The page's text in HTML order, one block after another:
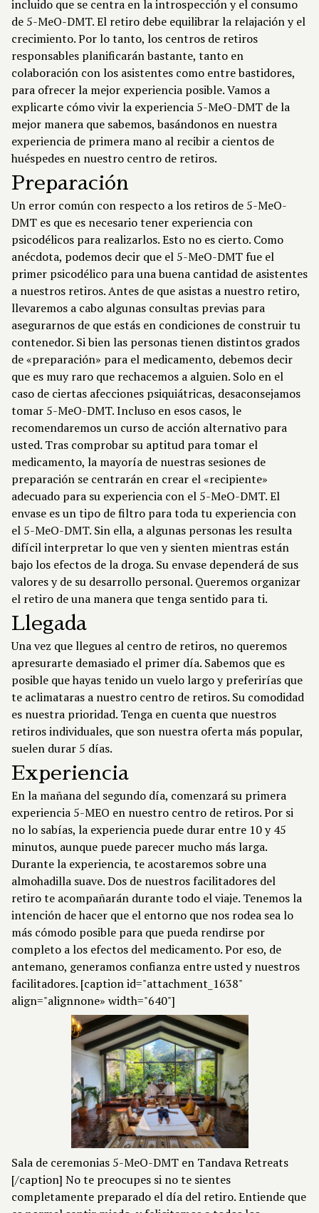
incluido que se centra en la introspección y el consumo
de 5-MeO-DMT. El retiro debe equilibrar la relajación y el
crecimiento. Por lo tanto, los centros de retiros
responsables planificarán bastante, tanto en
colaboración con los asistentes como entre bastidores,
para ofrecer la mejor experiencia posible. Vamos a
explicarte cómo vivir la experiencia 5-MeO-DMT de la
mejor manera que sabemos, basándonos en nuestra
experiencia de primera mano al recibir a cientos de
huéspedes en nuestro centro de retiros.
Preparación
Un error común con respecto a los retiros de 5-MeO-
DMT es que es necesario tener experiencia con
psicodélicos para realizarlos. Esto no es cierto. Como
anécdota, podemos decir que el 5-MeO-DMT fue el
primer psicodélico para una buena cantidad de asistentes
a nuestros retiros. Antes de que asistas a nuestro retiro,
llevaremos a cabo algunas consultas previas para
asegurarnos de que estás en condiciones de construir tu
contenedor. Si bien las personas tienen distintos grados
de «preparación» para el medicamento, debemos decir
que es muy raro que rechacemos a alguien. Solo en el
caso de ciertas afecciones psiquiátricas, desaconsejamos
tomar 5-MeO-DMT. Incluso en esos casos, le
recomendaremos un curso de acción alternativo para
usted. Tras comprobar su aptitud para tomar el
medicamento, la mayoría de nuestras sesiones de
preparación se centrarán en crear el «recipiente»
adecuado para su experiencia con el 5-MeO-DMT. El
envase es un tipo de filtro para toda tu experiencia con
el 5-MeO-DMT. Sin ella, a algunas personas les resulta
difícil interpretar lo que ven y sienten mientras están
bajo los efectos de la droga. Su envase dependerá de sus
valores y de su desarrollo personal. Queremos organizar
el retiro de una manera que tenga sentido para ti.
Llegada
Una vez que llegues al centro de retiros, no queremos
apresurarte demasiado el primer día. Sabemos que es
posible que hayas tenido un vuelo largo y preferirías que
te aclimataras a nuestro centro de retiros. Su comodidad
es nuestra prioridad. Tenga en cuenta que nuestros
retiros individuales, que son nuestra oferta más popular,
suelen durar 5 días.
Experiencia
En la mañana del segundo día, comenzará su primera
experiencia 5-MEO en nuestro centro de retiros. Por si
no lo sabías, la experiencia puede durar entre 10 y 45
minutos, aunque puede parecer mucho más larga.
Durante la experiencia, te acostaremos sobre una
almohadilla suave. Dos de nuestros facilitadores del
retiro te acompañarán durante todo el viaje. Tenemos la
intención de hacer que el entorno que nos rodea sea lo
más cómodo posible para que pueda rendirse por
completo a los efectos del medicamento. Por eso, de
antemano, generamos confianza entre usted y nuestros
facilitadores. [caption id="attachment_1638"
align="alignnone» width="640"]
Sala de ceremonias 5-MeO-DMT en Tandava Retreats
[/caption] No te preocupes si no te sientes
completamente preparado el día del retiro. Entiende que